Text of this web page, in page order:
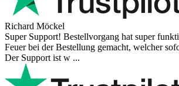
Richard Möckel
Super Support! Bestellvorgang hat super
Feuer bei der Bestellung gemacht, welcher
Der Support ist w ...